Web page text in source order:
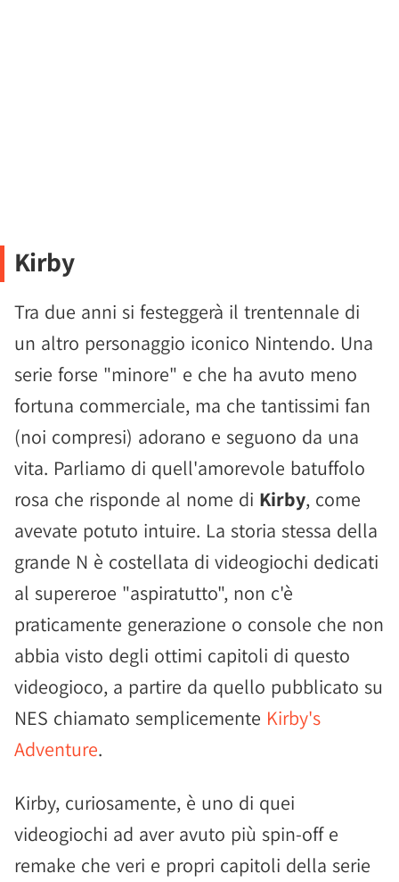
Kirby
Tra due anni si festeggerà il trentennale di
un altro personaggio iconico Nintendo. Una
serie forse "minore" e che ha avuto meno
fortuna commerciale, ma che tantissimi fan
(noi compresi) adorano e seguono da una
vita. Parliamo di quell'amorevole batuffolo
rosa che risponde al nome di Kirby, come
avevate potuto intuire. La storia stessa della
grande N è costellata di videogiochi dedicati
al supereroe "aspiratutto", non c'è
praticamente generazione o console che non
abbia visto degli ottimi capitoli di questo
videogioco, a partire da quello pubblicato su
NES chiamato semplicemente Kirby's
Adventure.
Kirby, curiosamente, è uno di quei
videogiochi ad aver avuto più spin-off e
remake che veri e propri capitoli della serie